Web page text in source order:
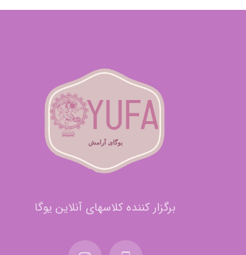
برگزار کننده کلاسهای آنلاین یوگا